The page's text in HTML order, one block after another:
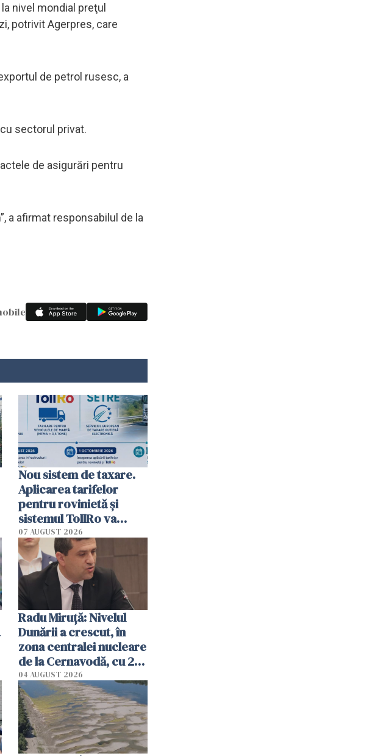
nivel mondial preţul
potrivit Agerpres, care
de petrol rusesc, a
sectorul privat.
de asigurări pentru
a afirmat responsabilul de la
Nou sistem de taxare.
Aplicarea tarifelor
pentru rovinietă şi
sistemul TollRo va
începe la 1 octombrie
07 AUGUST 2026
Radu Miruţă: Nivelul
Dunării a crescut, în
zona centralei nucleare
de la Cernavodă, cu 2
cm faţă de ziua trecută
04 AUGUST 2026